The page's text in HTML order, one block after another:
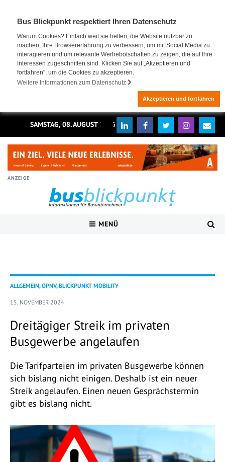
Bus Blickpunkt respektiert Ihren Datenschutz
Warum Cookies? Einfach weil sie helfen, die Website nutzbar zu
machen, Ihre Browsererfahrung zu verbessern, um mit Social Media zu
interagieren und um relevante Werbebotschaften zu zeigen, die auf Ihre
Interessen zugeschnitten sind. Klicken Sie auf „Akzeptieren und
fortfahren", um die Cookies zu akzeptieren.
Weitere Informationen zum Datenschutz
Akzeptieren und fortfahren
SAMSTAG, 08. AUGUST 2026
ANZEIGE
MENÜ
ALLGEMEIN, ÖPNV, BLICKPUNKT MOBILITY
15. NOVEMBER 2024
Dreitägiger Streik im privaten
Busgewerbe angelaufen
Die Tarifparteien im privaten Busgewerbe können
sich bislang nicht einigen. Deshalb ist ein neuer
Streik angelaufen. Einen neuen Gesprächstermin
gibt es bislang nicht.